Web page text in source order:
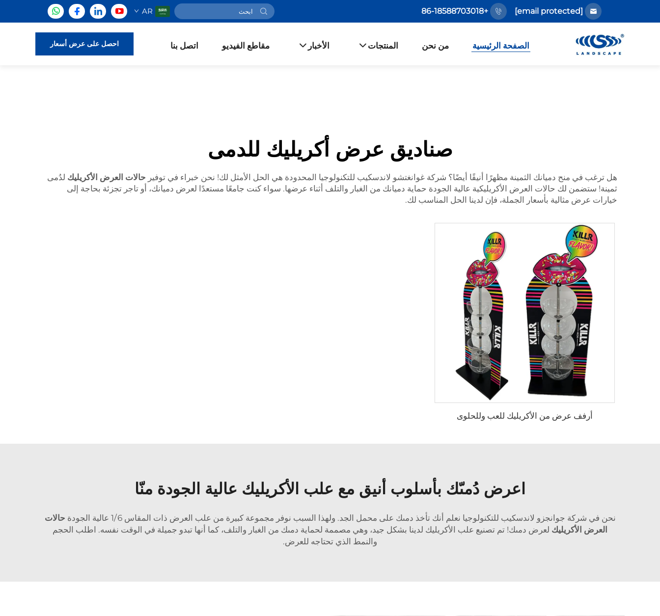
[email protected]
+86-18588703018
AR
الصفحة الرئيسية من نحن المنتجات الأخبار مقاطع الفيديو اتصل بنا احصل على عرض أسعار
صناديق عرض أكريليك للدمى
هل ترغب في منح دميانك الثمينة مظهرًا أنيقًا أيضًا؟ شركة غوانغتشو لاندسكيب للتكنولوجيا المحدودة هي الحل الأمثل لك! نحن خبراء في توفير حالات العرض الأكريليك لدُمى
ثمينة! ستضمن لك حالات العرض الأكريليكية عالية الجودة حماية دميانك من الغبار والتلف أثناء عرضها. سواء كنت جامعًا مستعدًا لعرض دميانك، أو تاجر تجزئة بحاجة إلى
خيارات عرض مثالية بأسعار الجملة، فإن لدينا الحل المناسب لك.
أرفف عرض من الأكريليك للعب وللحلوى
اعرض دُمىّك بأسلوب أنيق مع علب الأكريليك عالية الجودة منّا
نحن في شركة جوانجزو لاندسكيب للتكنولوجيا نعلم أنك تأخذ دمىك على محمل الجد. ولهذا السبب نوفر مجموعة كبيرة من علب العرض ذات المقاس 1/6 عالية الجودة
حالات
العرض الأكريليك لعرض دمىك! تم تصنيع علب الأكريليك لدينا بشكل جيد، وهي مصممة لحماية دمىك من الغبار والتلف، كما أنها تبدو جميلة في الوقت نفسه. اطلب الحجم
والنمط الذي تحتاجه للعرض.